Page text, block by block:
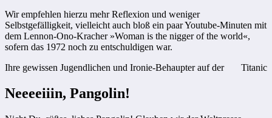
Wir empfehlen hierzu mehr Reflexion und weniger
Selbstgefälligkeit, vielleicht auch bloß ein paar Youtube-Minuten mit
dem Lennon-Ono-Kracher »Woman is the nigger of the world«,
sofern das 1972 noch zu entschuldigen war.
Ihre gewissen Jugendlichen und Ironie-Behaupter auf der
Titanic
Neeeeiiin, Pangolin!